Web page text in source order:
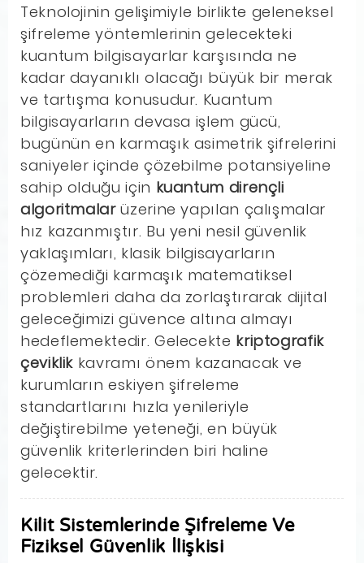
Teknolojinin gelişimiyle birlikte geleneksel
şifreleme yöntemlerinin gelecekteki
kuantum bilgisayarlar karşısında ne
kadar dayanıklı olacağı büyük bir merak
ve tartışma konusudur. Kuantum
bilgisayarların devasa işlem gücü,
bugünün en karmaşık asimetrik şifrelerini
saniyeler içinde çözebilme potansiyeline
sahip olduğu için kuantum dirençli
algoritmalarüzerine yapılan çalışmalar
hız kazanmıştır. Bu yeni nesil güvenlik
yaklaşımları, klasik bilgisayarların
çözemediği karmaşık matematiksel
problemleri daha da zorlaştırarak dijital
geleceğimizi güvence altına almayı
hedeflemektedir. Gelecekte kriptografik
çeviklik kavramı önem kazanacak ve
kurumların eskiyen şifreleme
standartlarını hızla yenileriyle
değiştirebilme yeteneği, en büyük
güvenlik kriterlerinden biri haline
gelecektir.
Kilit Sistemlerinde Şifreleme Ve
Fiziksel Güvenlik İlişkisi